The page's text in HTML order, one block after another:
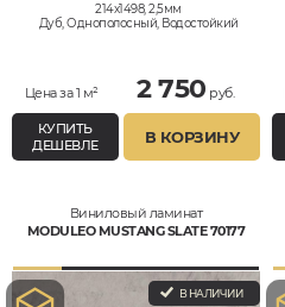
214x1498, 2,5мм
Дуб, Однополосный, Водостойкий
Цена за 1 м² 2 750 руб.
КУПИТЬ
ДЕШЕВЛЕ
В КОРЗИНУ
Виниловый ламинат
MODULEO MUSTANG SLATE 70177
В НАЛИЧИИ